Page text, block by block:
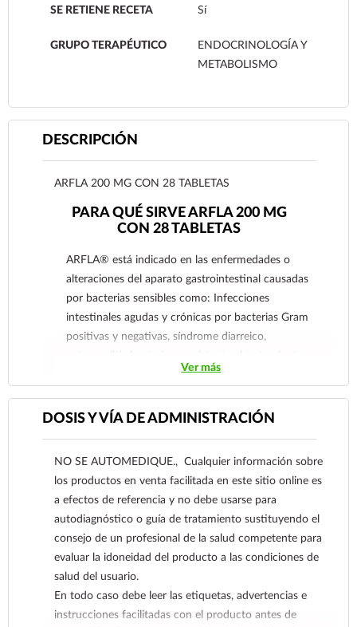
SE RETIENE RECETA Sí
GRUPO TERAPÉUTICO
ENDOCRINOLOGÍA Y
METABOLISMO
DESCRIPCIÓN
ARFLA 200 MG CON 28 TABLETAS
PARA QUÉ SIRVE ARFLA 200 MG
CON 28 TABLETAS
ARFLA® está indicado en las enfermedades o
alteraciones del aparato gastrointestinal causadas
por bacterias sensibles como: Infecciones
intestinales agudas y crónicas por bacterias Gram
positivas y negativas, síndrome diarreico,
enterocolitis bacteriana resistente al tratamiento
sintomático en pacientes de riesgo por patología
Diarrea del viajero. Colitis pseudomembranosa en
operatoria en cirugía del tracto gastrointestinal,
como terapia coadyuvante en la encefalopatía
hepática y en los trastornos funcionales
intestinales asociados a disbiosis o
sobrepoblación bacteriana.
Ver más
DOSIS Y VÍA DE ADMINISTRACIÓN
NO SE AUTOMEDIQUE., Cualquier información sobre
los productos en venta facilitada en este sitio online es
a efectos de referencia y no debe usarse para
autodiagnóstico o guía de tratamiento sustituyendo el
consejo de un profesional de la salud competente para
evaluar la idoneidad del producto a las condiciones de
salud del usuario.
En todo caso debe leer las etiquetas, advertencias e
instrucciones facilitadas con el producto antes de